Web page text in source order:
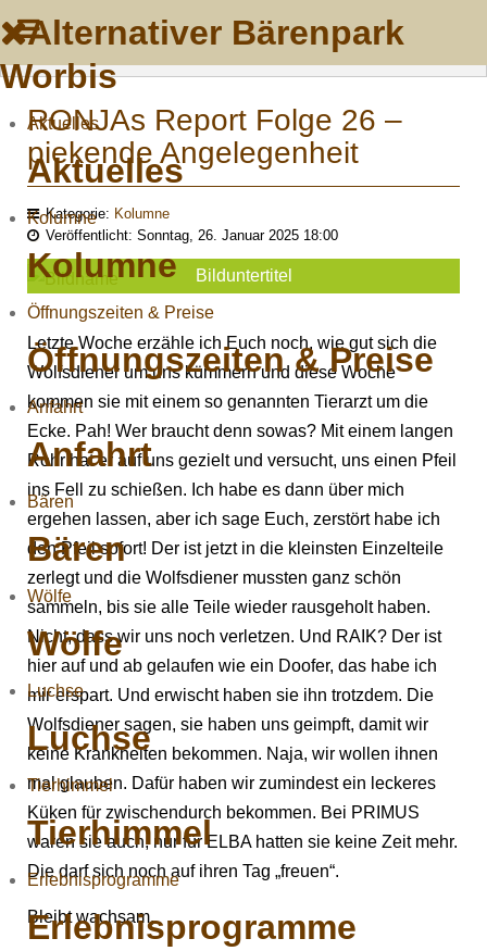
Alternativer Bärenpark
Worbis
Aktuelles
Aktuelles
Kolumne
Kolumne
Öffnungszeiten & Preise
Öffnungszeiten & Preise
Anfahrt
Anfahrt
Bären
Bären
Wölfe
Wölfe
Luchse
Luchse
Tierhimmel
Tierhimmel
Erlebnisprogramme
Erlebnisprogramme
RONJAs Report Folge 26 –
piekende Angelegenheit
Kategorie: Kolumne
Veröffentlicht: Sonntag, 26. Januar 2025 18:00
Bilduntertitel
Letzte Woche erzähle ich Euch noch, wie gut sich die
Wolfsdiener um uns kümmern und diese Woche
kommen sie mit einem so genannten Tierarzt um die
Ecke. Pah! Wer braucht denn sowas? Mit einem langen
Rohr hat er auf uns gezielt und versucht, uns einen Pfeil
ins Fell zu schießen. Ich habe es dann über mich
ergehen lassen, aber ich sage Euch, zerstört habe ich
den Pfeil sofort! Der ist jetzt in die kleinsten Einzelteile
zerlegt und die Wolfsdiener mussten ganz schön
sammeln, bis sie alle Teile wieder rausgeholt haben.
Nicht, dass wir uns noch verletzen. Und RAIK? Der ist
hier auf und ab gelaufen wie ein Doofer, das habe ich
mir erspart. Und erwischt haben sie ihn trotzdem. Die
Wolfsdiener sagen, sie haben uns geimpft, damit wir
keine Krankheiten bekommen. Naja, wir wollen ihnen
mal glauben. Dafür haben wir zumindest ein leckeres
Küken für zwischendurch bekommen. Bei PRIMUS
waren sie auch, nur für ELBA hatten sie keine Zeit mehr.
Die darf sich noch auf ihren Tag „freuen“.
Bleibt wachsam,